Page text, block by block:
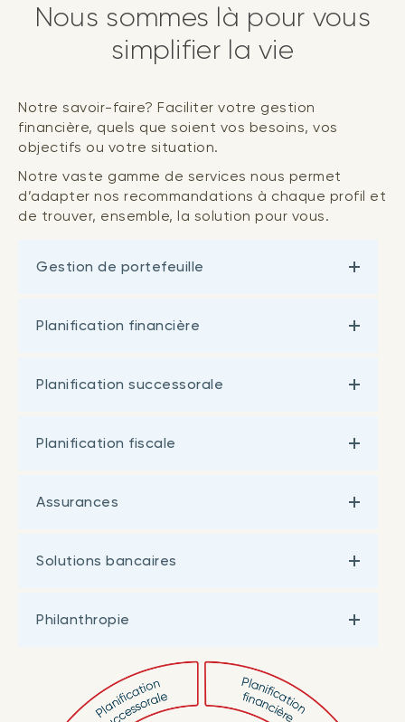
Nous sommes là pour vous
simplifier la vie
Notre savoir-faire? Faciliter votre gestion
financière, quels que soient vos besoins, vos
objectifs ou votre situation.
Notre vaste gamme de services nous permet
d’adapter nos recommandations à chaque profil et
de trouver, ensemble, la solution pour vous.
Gestion de portefeuille
Planification financière
Planification successorale
Planification fiscale
Assurances
Solutions bancaires
Philanthropie